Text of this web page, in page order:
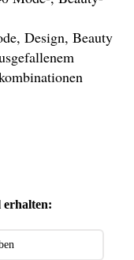
Design, Beauty
erhalten: